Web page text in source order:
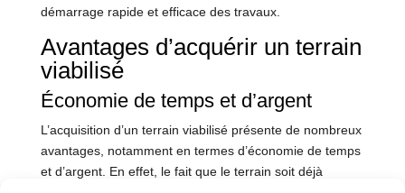
démarrage rapide et efficace des travaux.
Avantages d’acquérir un terrain
viabilisé
Économie de temps et d’argent
L’acquisition d’un terrain viabilisé présente de nombreux
avantages, notamment en termes d’économie de temps
et d’argent. En effet, le fait que le terrain soit déjà